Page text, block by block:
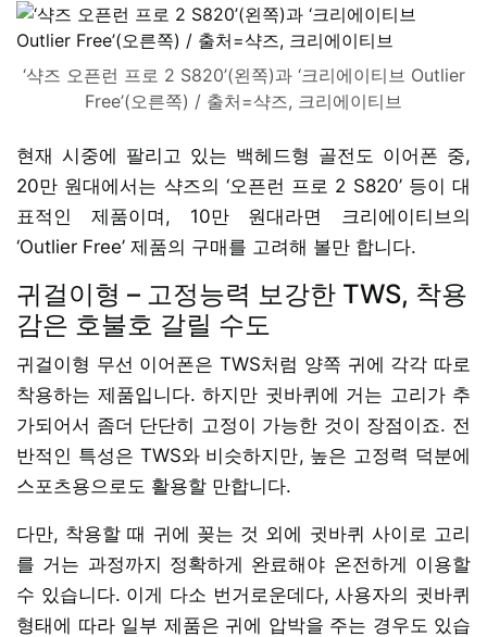
‘샥즈 오픈런 프로 2 S820’(왼쪽)과 ‘크리에이티브 Outlier
Free’(오른쪽) / 출처=샥즈, 크리에이티브
현재 시중에 팔리고 있는 백헤드형 골전도 이어폰 중,
20만 원대에서는 샥즈의 ‘오픈런 프로 2 S820’ 등이 대
표적인 제품이며, 10만 원대라면 크리에이티브의
‘Outlier Free’ 제품의 구매를 고려해 볼만 합니다.
귀걸이형 – 고정능력 보강한 TWS, 착용
감은 호불호 갈릴 수도
귀걸이형 무선 이어폰은 TWS처럼 양쪽 귀에 각각 따로
착용하는 제품입니다. 하지만 귓바퀴에 거는 고리가 추
가되어서 좀더 단단히 고정이 가능한 것이 장점이죠. 전
반적인 특성은 TWS와 비슷하지만, 높은 고정력 덕분에
스포츠용으로도 활용할 만합니다.
다만, 착용할 때 귀에 꽂는 것 외에 귓바퀴 사이로 고리
를 거는 과정까지 정확하게 완료해야 온전하게 이용할
수 있습니다. 이게 다소 번거로운데다, 사용자의 귓바퀴
형태에 따라 일부 제품은 귀에 압박을 주는 경우도 있습